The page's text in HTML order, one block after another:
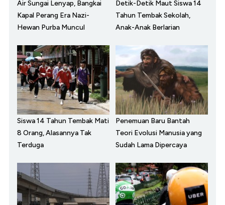
Air Sungai Lenyap, Bangkai
Kapal Perang Era Nazi-
Hewan Purba Muncul
Detik-Detik Maut Siswa 14
Tahun Tembak Sekolah,
Anak-Anak Berlarian
Siswa 14 Tahun Tembak Mati
8 Orang, Alasannya Tak
Terduga
Penemuan Baru Bantah
Teori Evolusi Manusia yang
Sudah Lama Dipercaya